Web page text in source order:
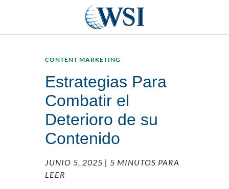
CONTENT MARKETING
Estrategias Para
Combatir el
Deterioro de su
Contenido
JUNIO 5, 2025 | 5 MINUTOS PARA
LEER